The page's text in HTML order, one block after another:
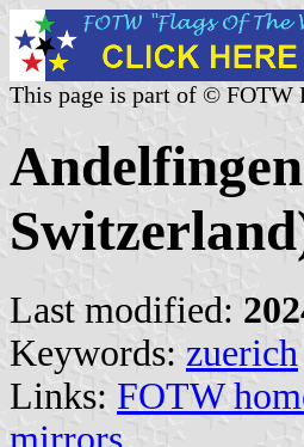
This page is part of © FOTW
Last modified:
Keywords: zuerich
Links: FOTW